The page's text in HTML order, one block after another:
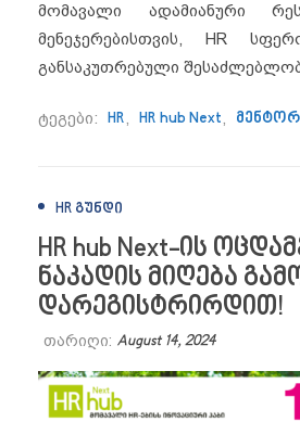
მომავალი ადამიანური
მენეჯერებისთვის, HR
განსაკუთრებული
ტეგები: HR, HR hub Next,
HR ᲒᲣᲜᲓᲘ
HR hub Next-ის
ნაკადის მიღება
დარეგისტრირდით!
თარიღი: August 14, 2024